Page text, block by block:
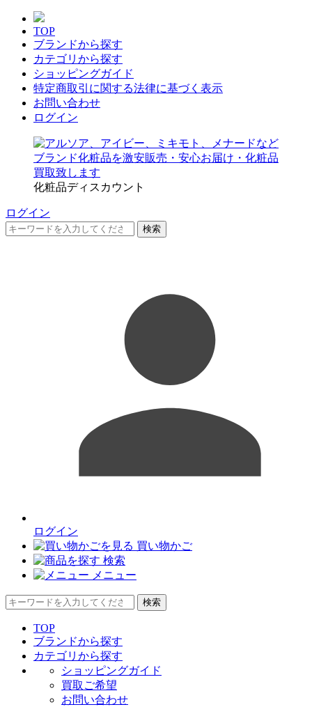
TOP
ブランドから探す
カテゴリから探す
ショッピングガイド
特定商取引に関する法律に基づく表示
お問い合わせ
ログイン
化粧品ディスカウント
ログイン
検索
ログイン
買い物かご
検索
メニュー
検索
TOP
ブランドから探す
カテゴリから探す
ショッピングガイド
買取ご希望
お問い合わせ